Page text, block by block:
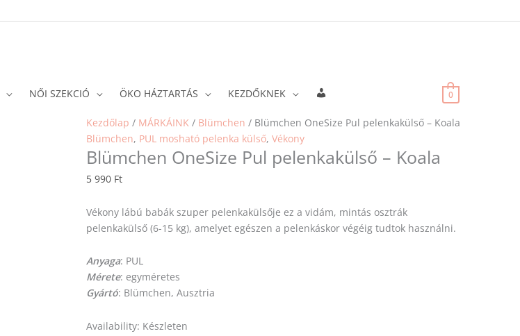
NŐI SZEKCIÓ ÖKO HÁZTARTÁS KEZDŐKNEK 0
Kezdőlap / MÁRKÁINK / Blümchen / Blümchen OneSize Pul pelenkakülső – Koala
Blümchen, PUL mosható pelenka külső, Vékony
Blümchen OneSize Pul pelenkakülső – Koala
5 990 Ft
Vékony lábú babák szuper pelenkakülsője ez a vidám, mintás osztrák
pelenkakülső (6-15 kg), amelyet egészen a pelenkáskor végéig tudtok használni.
Anyaga: PUL
Mérete: egyméretes
Gyártó: Blümchen, Ausztria
Availability: Készleten
Blümchen
OneSize
Pul
-
mennyiség